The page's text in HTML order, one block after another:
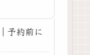
予約前に